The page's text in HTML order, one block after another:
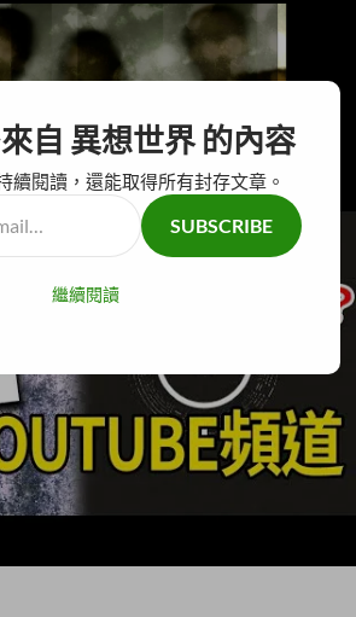
自 異想世界 的內容
續閱讀，還能取得所有封存文章。
SUBSCRIBE
繼續閱讀